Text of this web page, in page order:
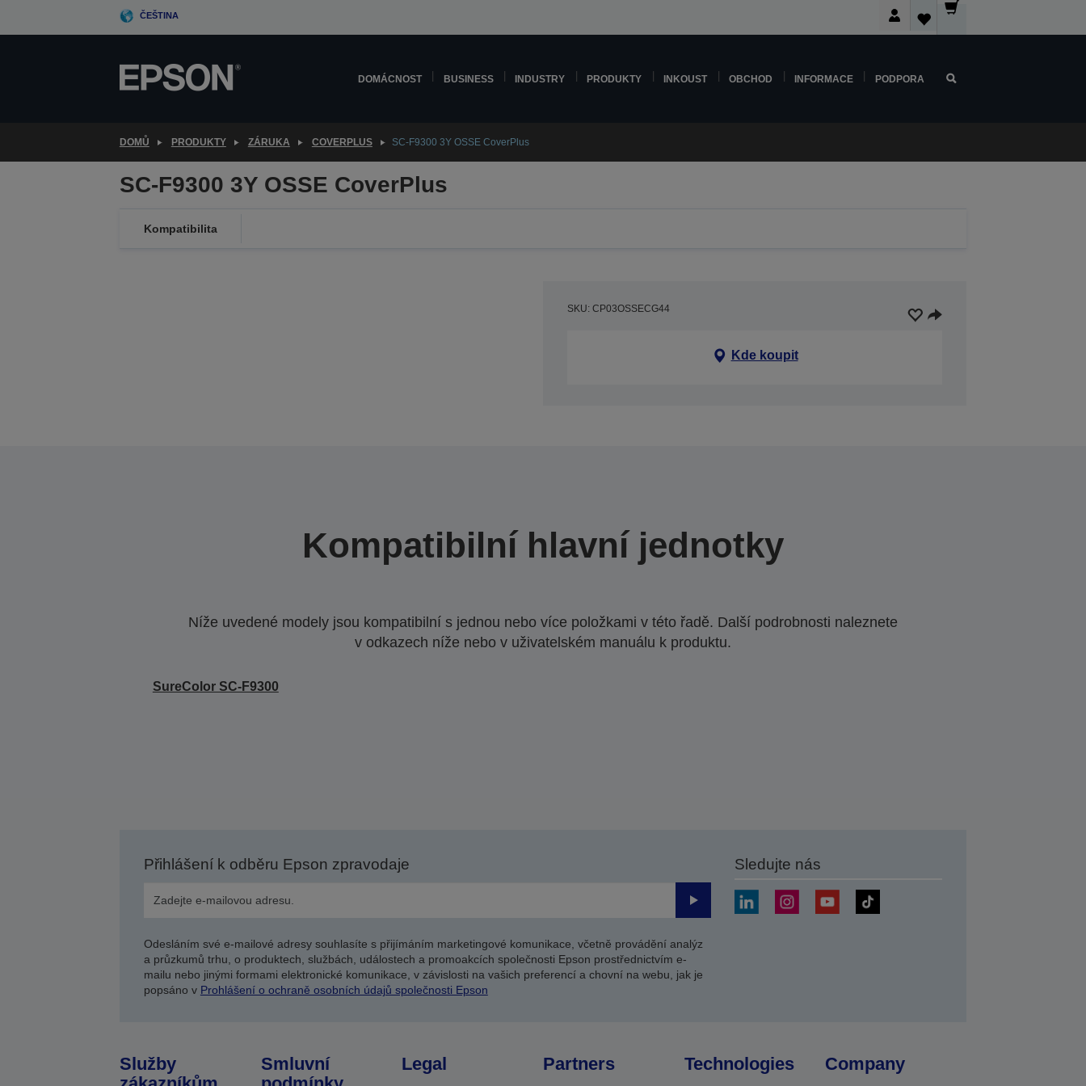
ČEŠTINA
DOMÁCNOST BUSINESS INDUSTRY PRODUKTY INKOUST OBCHOD INFORMACE PODPORA
DOMŮ PRODUKTY ZÁRUKA COVERPLUS SC-F9300 3Y OSSE CoverPlus
SC-F9300 3Y OSSE CoverPlus
Kompatibilita
SKU: CP03OSSECG44
Kde koupit
Kompatibilní hlavní jednotky
Níže uvedené modely jsou kompatibilní s jednou nebo více položkami v této řadě. Další podrobnosti naleznete
v odkazech níže nebo v uživatelském manuálu k produktu.
SureColor SC-F9300
Přihlášení k odběru Epson zpravodaje
Odeslat
Odesláním své e-mailové adresy souhlasíte s přijímáním marketingové komunikace, včetně provádění analýz
a průzkumů trhu, o produktech, službách, událostech a promoakcích společnosti Epson prostřednictvím e-
mailu nebo jinými formami elektronické komunikace, v závislosti na vašich preferencí a chovní na webu, jak je
popsáno v Prohlášení o ochraně osobních údajů společnosti Epson
Sledujte nás
Služby
Smluvní
Legal Partners Technologies Company